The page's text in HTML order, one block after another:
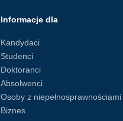
Informacje dla
Kandydaci
Studenci
Doktoranci
Absolwenci
Osoby z niepełnosprawnościami
Biznes